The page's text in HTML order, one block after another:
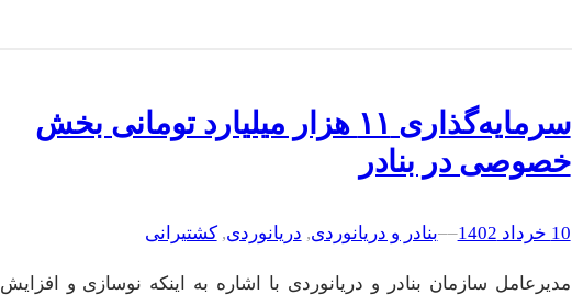
سرمایه‌گذاری ۱۱ هزار میلیارد تومانی بخش
خصوصی در بنادر
10 خرداد 1402 –
–بنادر و دریانوردی, دریانوردی, کشتیرانی
مدیرعامل سازمان بنادر و دریانوردی با اشاره به اینکه نوسازی و افزایش